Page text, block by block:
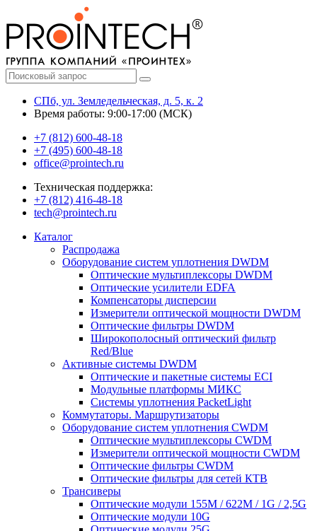
СПб, ул. Земледельческая, д. 5, к. 2
Время работы: 9:00-17:00 (МСК)
+7 (812) 600-48-18
+7 (495) 600-48-18
office@prointech.ru
Техническая поддержка:
+7 (812) 416-48-18
tech@prointech.ru
Каталог
Распродажа
Оборудование систем уплотнения DWDM
Оптические мультиплексоры DWDM
Оптические усилители EDFA
Компенсаторы дисперсии
Измерители оптической мощности DWDM
Оптические фильтры DWDM
Широкополосный оптический фильтр
Red/Blue
Активные системы DWDM
Оптические и пакетные системы ECI
Модульные платформы МИКС
Системы уплотнения PacketLight
Коммутаторы. Маршрутизаторы
Оборудование систем уплотнения CWDM
Оптические мультиплексоры CWDM
Измерители оптической мощности CWDM
Оптические фильтры CWDM
Оптические фильтры для сетей КТВ
Трансиверы
Оптические модули 155M / 622M / 1G / 2,5G
Оптические модули 10G